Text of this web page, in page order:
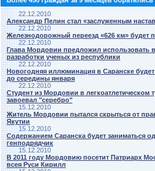
22.12.2010
Александр Пелин стал «заслуженным
22.12.2010
Железнодорожный переезд «626 км» будет
22.12.2010
Глава Мордовии предложил использовать
разработки ученых из республики
22.12.2010
Новогодняя иллюминация в Саранске будет
до середины января
22.12.2010
Студент из Мордовии в легкоатлетическом
завоевал "серебро"
15.12.2010
Житель Мордовии пытался скрыться от
Якутии
15.12.2010
Содержанием Саранска будет заниматься
генподрядчик
15.12.2010
В 2011 году Мордовию посетит Патриарх
всея Руси Кирилл